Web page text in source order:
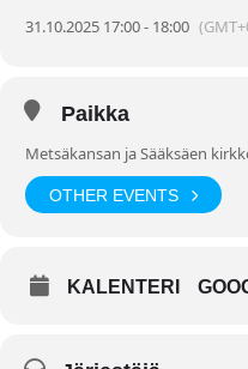
31.10.2025 17:00 - 18:00
Paikka
Metsäkansan ja Sääksäen
OTHER EVENTS
KALENTERI